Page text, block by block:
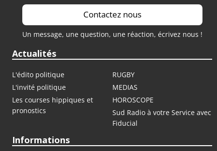
Contactez nous
Un message, une question, une réaction, écrivez nous !
Actualités
L'édito politique
RUGBY
L'invité politique
MEDIAS
Les courses hippiques et
pronostics
HOROSCOPE
Sud Radio à votre Service avec
Fiducial
Informations